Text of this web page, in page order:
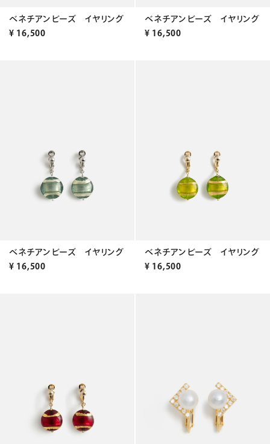
ベネチアンビーズ イヤリング
¥ 16,500
ベネチアンビーズ イヤリング
¥ 16,500
ベネチアンビーズ イヤリング
¥ 16,500
ベネチアンビーズ イヤリング
¥ 16,500